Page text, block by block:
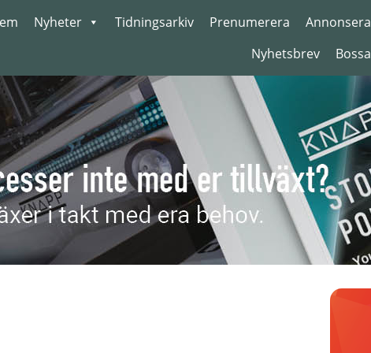
Nyheter Tidningsarkiv Prenumerera Annonsera
Nyhetsbrev
Bossa